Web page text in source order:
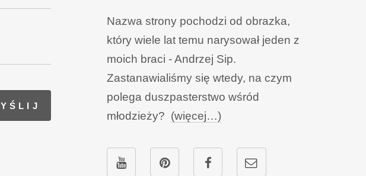
Nazwa strony pochodzi od obrazka,
który wiele lat temu narysował jeden z
moich braci - Andrzej Sip.
Zastanawialiśmy się wtedy, na czym
polega duszpasterstwo wśród
młodzieży? (więcej…)